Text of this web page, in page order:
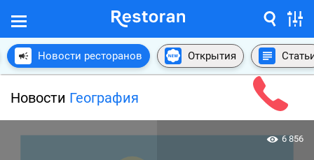
Новости ресторанов Открытия
Новости География
6 856